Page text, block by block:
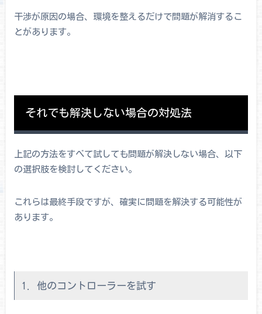
干渉が原因の場合、環境を整えるだけで問題が解消するこ
とがあります。
それでも解決しない場合の対処法
上記の方法をすべて試しても問題が解決しない場合、以下
の選択肢を検討してください。
これらは最終手段ですが、確実に問題を解決する可能性が
あります。
1. 他のコントローラーを試す